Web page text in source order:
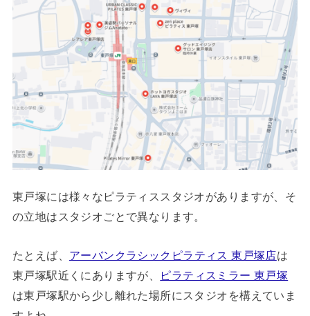
東戸塚には様々なピラティススタジオがありますが、そ
の立地はスタジオごとで異なります。
たとえば、 アーバンクラシックピラティス 東戸塚店は
東戸塚駅近くにありますが、
ピラティスミラー 東戸塚
は東戸塚駅から少し離れた場所にスタジオを構えていま